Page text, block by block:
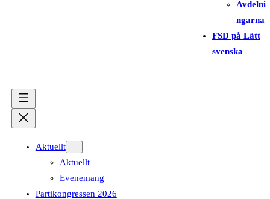
Avdelni
ngarna
FSD på Lätt
svenska
Aktuellt
Aktuellt
Evenemang
Partikongressen 2026